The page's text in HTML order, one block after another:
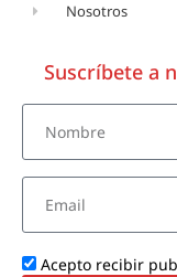
Nosotros
Suscríbete a
Acepto recibir